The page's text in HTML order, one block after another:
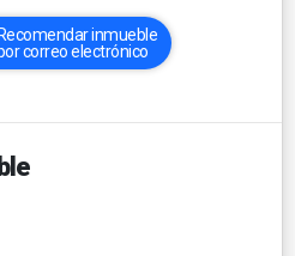
Recomendar inmueble
correo electrónico